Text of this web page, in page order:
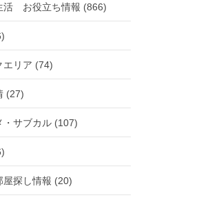
活 お役立ち情報 (866)
エリア (74)
(27)
・サブカル (107)
屋探し情報 (20)